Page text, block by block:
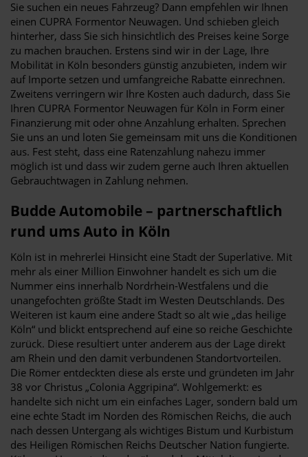
Sie suchen ein neues Fahrzeug? Dann empfehlen wir Ihnen
einen CUPRA Formentor Neuwagen. Und schieben gleich
hinterher, dass Sie sich hinsichtlich des Preises keine Sorge
zu machen brauchen. Erstens sind wir in der Lage, Ihre
Mobilität in Köln besonders günstig anzubieten, indem wir
auf Importe setzen und umfangreiche Rabatte einrechnen.
Zweitens verringern wir Ihre Kosten auch dadurch, dass Sie
Ihren CUPRA Formentor Neuwagen für Köln in Form einer
Finanzierung mit oder ohne Anzahlung erhalten. Sprechen
Sie uns an und loten Sie gemeinsam mit uns die Konditionen
aus. Fest steht, dass eine Ratenzahlung nahezu immer
möglich ist und dass wir zudem gerne auch Ihren aktuellen
Gebrauchtwagen in Zahlung nehmen.
Budde Automobile – partnerschaftlich
rund ums Auto in Köln
Köln ist in mehrerlei Hinsicht eine Stadt der Superlative. Mit
mehr als einer Million Einwohner handelt es sich um die
Nummer eins innerhalb Nordrhein-Westfalens und die
unangefochten größte Stadt im Westen Deutschlands. Des
Weiteren ist kaum eine andere Stadt so alt wie „das heilige
Köln“ und blickt entsprechend auf eine so reiche Geschichte
zurück. Diese resultiert unter anderem aus der Lage direkt
am Rhein und den damit verbundenen Standortvorteilen.
Die Römer entdeckten diese als erste und gründeten im Jahr
38 vor Christus „Colonia Aggripina“. Wohlgemerkt: es
handelte sich nicht um ein einfaches Lager, sondern bald um
eine echte Stadt im Norden des Römischen Reichs, die auch
nach dessen Untergang als wichtiges Bistum und Kurbistum
des Heiligen Römischen Reichs Deutscher Nation fungierte.